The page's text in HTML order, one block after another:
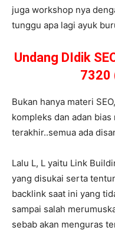
juga workshop nya
tunggu apa lagi ayuk
Undang DIdik
7320
Bukan hanya materi
kompleks dan adan
terakhir..semua ada
Lalu L, L yaitu Link
yang disukai serta
backlink saat ini yang
sampai salah
sebab akan menguras